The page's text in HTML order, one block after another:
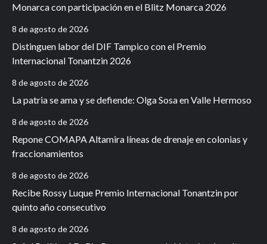
Monarca con participación en el Blitz Monarca 2026
8 de agosto de 2026
Distinguen labor del DIF Tampico con el Premio
Internacional Tonantzin 2026
8 de agosto de 2026
La patria se ama y se defiende: Olga Sosa en Valle Hermoso
8 de agosto de 2026
Repone COMAPA Altamira líneas de drenaje en colonias y
fraccionamientos
8 de agosto de 2026
Recibe Rossy Luque Premio Internacional Tonantzin por
quinto año consecutivo
8 de agosto de 2026